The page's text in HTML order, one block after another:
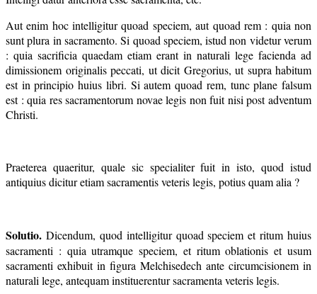
Aut enim hoc intelligitur quoad speciem, aut quoad rem : quia non
sunt plura in sacramento. Si quoad speciem, istud non videtur verum
: quia sacrificia quaedam etiam erant in naturali lege facienda ad
dimissionem originalis peccati, ut dicit Gregorius, ut supra habitum
est in principio huius libri. Si autem quoad rem, tunc plane falsum
est : quia res sacramentorum novae legis non fuit nisi post adventum
Christi.
Praeterea quaeritur, quale sic specialiter fuit in isto, quod istud
antiquius dicitur etiam sacramentis veteris legis, potius quam alia ?
Solutio. Dicendum, quod intelligitur quoad speciem et ritum huius
sacramenti : quia utramque speciem, et ritum oblationis et usum
sacramenti exhibuit in figura Melchisedech ante circumcisionem in
naturali lege, antequam instituerentur sacramenta veteris legis.